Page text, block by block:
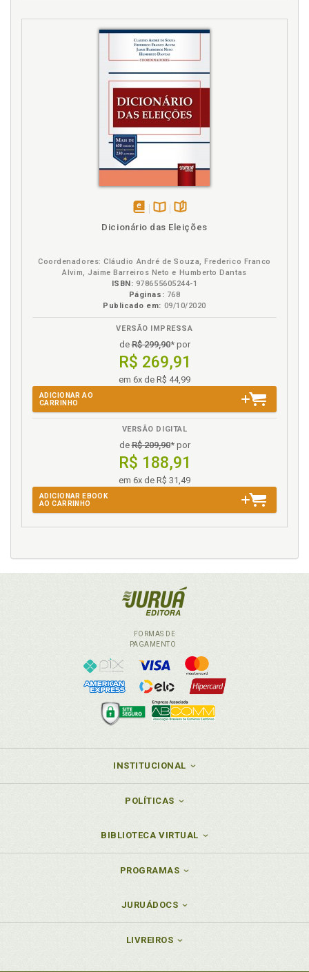
Dicionário das Eleições
Coordenadores: Cláudio André de Souza, Frederico Franco
Alvim, Jaime Barreiros Neto e Humberto Dantas
ISBN: 978655605244-1
Páginas: 768
Publicado em: 09/10/2020
VERSÃO IMPRESSA
deR$ 299,90* por
R$ 269,91
em 6x de R$ 44,99
ADICIONAR AO
CARRINHO
VERSÃO DIGITAL
deR$ 209,90* por
R$ 188,91
em 6x de R$ 31,49
ADICIONAR EBOOK
AO CARRINHO
FORMAS DE
PAGAMENTO
INSTITUCIONAL
POLÍTICAS
BIBLIOTECA VIRTUAL
PROGRAMAS
JURUÁDOCS
LIVREIROS